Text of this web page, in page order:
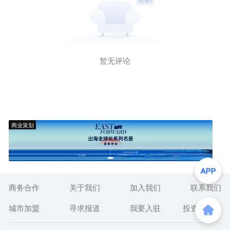
暂无评论
商业策划
商务合作 关于我们 加入我们
联系我们
城市加盟
寻求报道 我要入驻 投资者关系